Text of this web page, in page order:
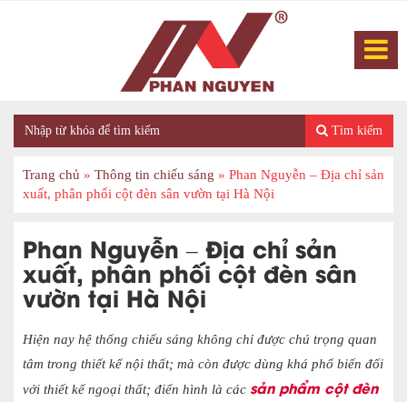
Tìm kiếm
Trang chủ » Thông tin chiếu sáng » Phan Nguyễn – Địa chỉ sản
xuất, phân phối cột đèn sân vườn tại Hà Nội
Phan Nguyễn – Địa chỉ sản
xuất, phân phối cột đèn sân
vườn tại Hà Nội
Hiện nay hệ thống chiếu sáng không chỉ được chú trọng quan
tâm trong thiết kế nội thất; mà còn được dùng khá phổ biến đối
với thiết kế ngoại thất; điển hình là các sản phẩm cột đèn